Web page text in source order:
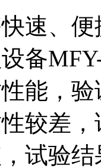
速、
备
能，
较差
试验